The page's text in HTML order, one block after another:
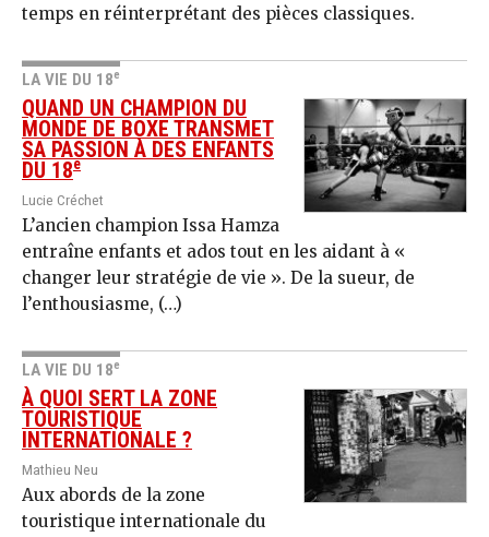
temps en réinterprétant des pièces classiques.
LA VIE DU 18e
QUAND UN CHAMPION DU
MONDE DE BOXE TRANSMET
SA PASSION À DES ENFANTS
DU 18e
Lucie Créchet
L’ancien champion Issa Hamza
entraîne enfants et ados tout en les aidant à «
changer leur stratégie de vie ». De la sueur, de
l’enthousiasme, (…)
LA VIE DU 18e
À QUOI SERT LA ZONE
TOURISTIQUE
INTERNATIONALE ?
Mathieu Neu
Aux abords de la zone
touristique internationale du